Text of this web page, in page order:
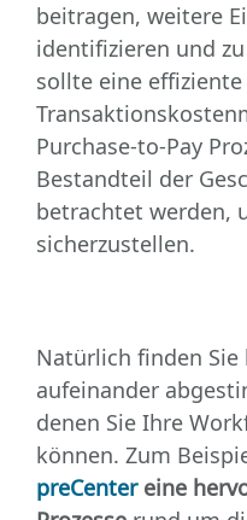
beitragen, weitere
identifizieren und
sollte eine effiziente
Purchase-to-Pay
Bestandteil der
betrachtet werden,
sicherzustellen.
Natürlich finden
aufeinander
denen Sie Ihre
können. Zum
preCentereine